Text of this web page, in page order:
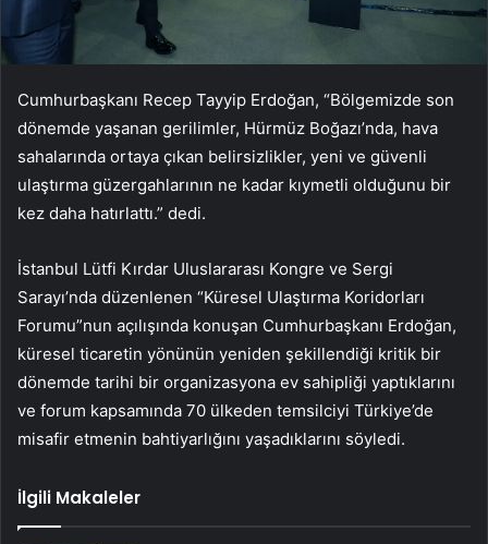
Cumhurbaşkanı Recep Tayyip Erdoğan, “Bölgemizde son
dönemde yaşanan gerilimler, Hürmüz Boğazı’nda, hava
sahalarında ortaya çıkan belirsizlikler, yeni ve güvenli
ulaştırma güzergahlarının ne kadar kıymetli olduğunu bir
kez daha hatırlattı.” dedi.
İstanbul Lütfi Kırdar Uluslararası Kongre ve Sergi
Sarayı’nda düzenlenen “Küresel Ulaştırma Koridorları
Forumu”nun açılışında konuşan Cumhurbaşkanı Erdoğan,
küresel ticaretin yönünün yeniden şekillendiği kritik bir
dönemde tarihi bir organizasyona ev sahipliği yaptıklarını
ve forum kapsamında 70 ülkeden temsilciyi Türkiye’de
misafir etmenin bahtiyarlığını yaşadıklarını söyledi.
İlgili Makaleler